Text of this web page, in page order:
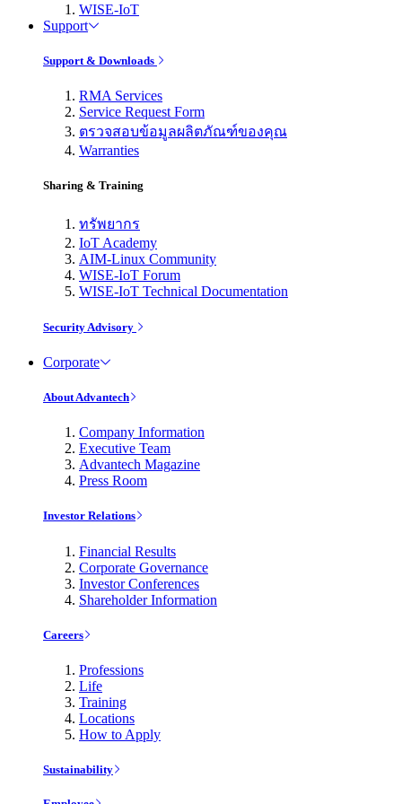
WISE-IoT
Support
Support & Downloads
RMA Services
Service Request Form
ตรวจสอบข้อมูลผลิตภัณฑ์ของคุณ
Warranties
Sharing & Training
ทรัพยากร
IoT Academy
AIM-Linux Community
WISE-IoT Forum
WISE-IoT Technical Documentation
Security Advisory
Corporate
About Advantech
Company Information
Executive Team
Advantech Magazine
Press Room
Investor Relations
Financial Results
Corporate Governance
Investor Conferences
Shareholder Information
Careers
Professions
Life
Training
Locations
How to Apply
Sustainability